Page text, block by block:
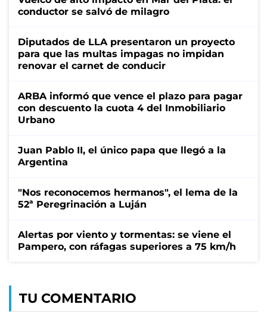
conductor se salvó de milagro
Diputados de LLA presentaron un proyecto
para que las multas impagas no impidan
renovar el carnet de conducir
ARBA informó que vence el plazo para pagar
con descuento la cuota 4 del Inmobiliario
Urbano
Juan Pablo II, el único papa que llegó a la
Argentina
"Nos reconocemos hermanos", el lema de la
52ª Peregrinación a Luján
Alertas por viento y tormentas: se viene el
Pampero, con ráfagas superiores a 75 km/h
TU COMENTARIO